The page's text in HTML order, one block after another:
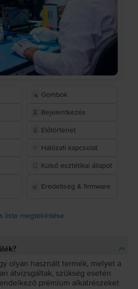
Gombok
Bejelentkezés
Előtörténet
Hálózati kapcsolat
Külső esztétikai állapot
Eredetiség & firmware
lista megtekintése
olyan használt termék, melyet a
átvizsgáltak, szükség esetén
prémium alkatrészeket